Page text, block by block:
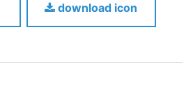
download icon